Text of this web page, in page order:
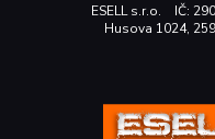
ESELL s.r.o. IČ:
Husova 1024,